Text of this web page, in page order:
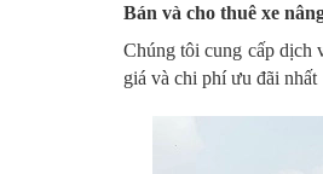
Bán và cho thuê xe
Chúng tôi cung cấp dịch
giá và chi phí ưu đãi nhất